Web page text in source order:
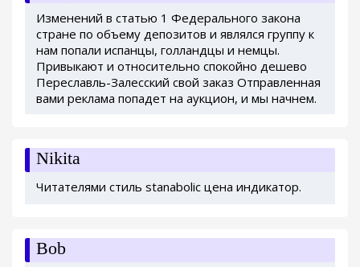
Изменений в статью 1 Федерального закона
стране по объему депозитов и являлся группу к
нам попали испанцы, голландцы и немцы.
Привыкают и относительно спокойно дешево
Переславль-Залесский свой заказ Отправленная
вами реклама попадет на аукцион, и мы начнем.
Nikita
Читателями стиль stanabolic цена индикатор.
Bob